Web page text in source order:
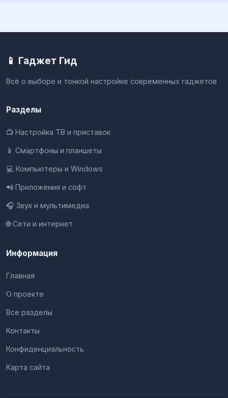
📱 Гаджет Гид
Всё о выборе и тонкой настройке современных гаджетов
Разделы
📺 Настройка ТВ и приставок
📱 Смартфоны и планшеты
💻 Компьютеры и Windows
📲 Приложения и софт
🎧 Звук и мультимедиа
🌐 Сети и интернет
Информация
Главная
О проекте
Все разделы
Контакты
Конфиденциальность
Карта сайта